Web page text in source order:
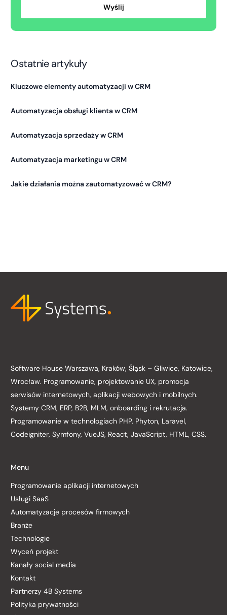
Ostatnie artykuły
Kluczowe elementy automatyzacji w CRM
Automatyzacja obsługi klienta w CRM
Automatyzacja sprzedaży w CRM
Automatyzacja marketingu w CRM
Jakie działania można zautomatyzować w CRM?
Software House Warszawa, Kraków, Śląsk – Gliwice, Katowice,
Wrocław. Programowanie, projektowanie UX, promocja
serwisów internetowych, aplikacji webowych i mobilnych.
Systemy CRM, ERP, B2B, MLM, onboarding i rekrutacja.
Programowanie w technologiach PHP, Phyton, Laravel,
Codeigniter, Symfony, VueJS, React, JavaScript, HTML, CSS.
Menu
Programowanie aplikacji internetowych
Usługi SaaS
Automatyzacje procesów firmowych
Branże
Technologie
Wyceń projekt
Kanały social media
Kontakt
Partnerzy 4B Systems
Polityka prywatności